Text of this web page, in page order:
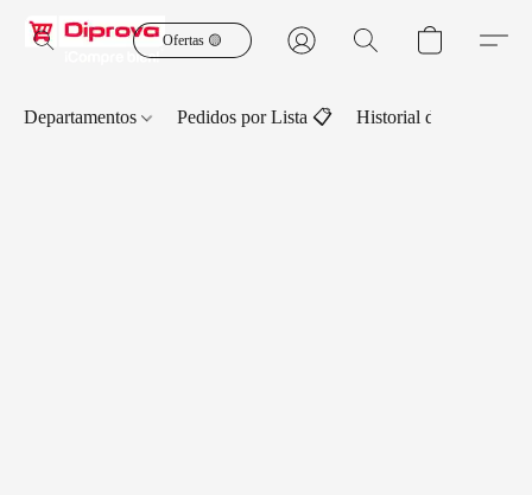
Ofertas 🟡
Departamentos Pedidos por Lista 📋 Historial de Pedidos